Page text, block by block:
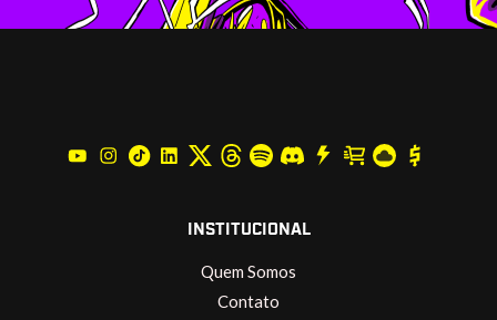
INSTITUCIONAL
Quem Somos
Contato